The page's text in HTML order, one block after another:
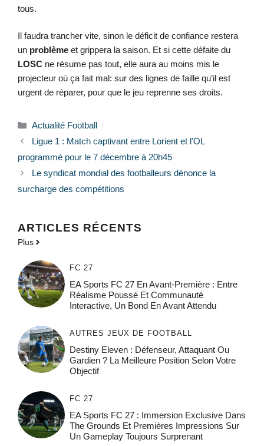
tous.
Il faudra trancher vite, sinon le déficit de confiance restera
un problème et grippera la saison. Et si cette défaite du
LOSC ne résume pas tout, elle aura au moins mis le
projecteur où ça fait mal: sur des lignes de faille qu’il est
urgent de réparer, pour que le jeu reprenne ses droits.
Catégories
Actualité Football
Ligue 1 : Match captivant entre Lorient et l’OL
programmé pour le 7 décembre à 20h45
Le syndicat mondial des footballeurs dénonce la
surcharge des compétitions
ARTICLES RÉCENTS
Plus
FC 27
EA Sports FC 27 En Avant-Première : Entre
Réalisme Poussé Et Communauté
Interactive, Un Bond En Avant Attendu
AUTRES JEUX DE FOOTBALL
Destiny Eleven : Défenseur, Attaquant Ou
Gardien ? La Meilleure Position Selon Votre
Objectif
FC 27
EA Sports FC 27 : Immersion Exclusive Dans
The Grounds Et Premières Impressions Sur
Un Gameplay Toujours Surprenant